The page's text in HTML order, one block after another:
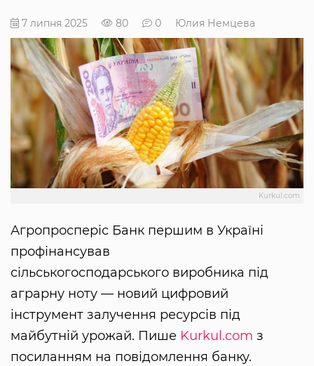
7 липня 2025 80 0 Юлия Немцева
Kurkul.com
Агропросперіс Банк першим в Україні
профінансував
сільськогосподарського виробника під
аграрну ноту — новий цифровий
інструмент залучення ресурсів під
майбутній урожай. Пише Kurkul.com з
посиланням на повідомлення банку.